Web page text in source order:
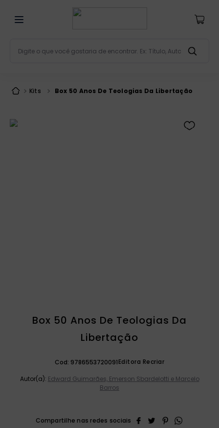
Kits Box 50 Anos De Teologias Da Libertação
Box 50 Anos De Teologias Da
Libertação
Cod: 9786553720091Editora Recriar
Autor(a): Edward Guimarães, Emerson Sbardelotti e Marcelo
Barros
bíblia